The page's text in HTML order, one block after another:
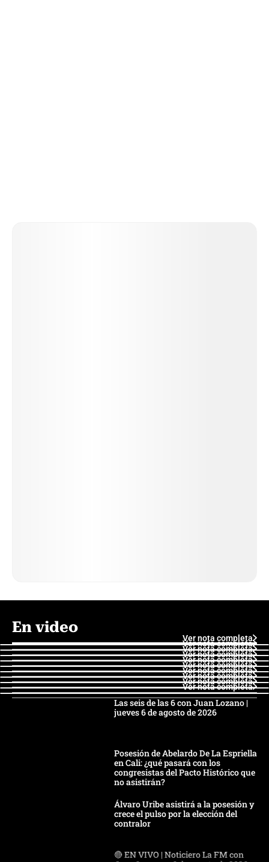
En video
Ver nota completa
Ver nota completa
Ver nota completa
Ver nota completa
Ver nota completa
Ver nota completa
Ver nota completa
Ver nota completa
Ver nota completa
Ver nota completa
Las seis de las 6 con Juan Lozano |
jueves 6 de agosto de 2026
Posesión de Abelardo De La Espriella
en Cali: ¿qué pasará con los
congresistas del Pacto Histórico que
no asistirán?
Álvaro Uribe asistirá a la posesión y
crece el pulso por la elección del
contralor
🔴 EN VIVO | Noticiero La FM con